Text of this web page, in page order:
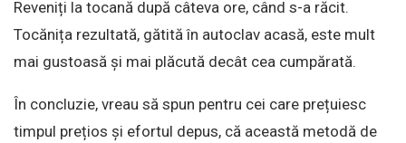
Reveniți la tocană după câteva ore, când s-a răcit.
Tocănița rezultată, gătită în autoclav acasă, este mult
mai gustoasă și mai plăcută decât cea cumpărată.
În concluzie, vreau să spun pentru cei care prețuiesc
timpul prețios și efortul depus, că această metodă de